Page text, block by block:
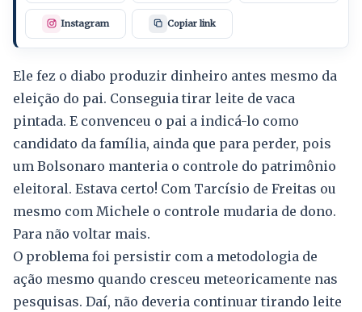
Instagram Copiar link
Ele fez o diabo produzir dinheiro antes mesmo da
eleição do pai. Conseguia tirar leite de vaca
pintada. E convenceu o pai a indicá-lo como
candidato da família, ainda que para perder, pois
um Bolsonaro manteria o controle do patrimônio
eleitoral. Estava certo! Com Tarcísio de Freitas ou
mesmo com Michele o controle mudaria de dono.
Para não voltar mais.
O problema foi persistir com a metodologia de
ação mesmo quando cresceu meteoricamente nas
pesquisas. Daí, não deveria continuar tirando leite